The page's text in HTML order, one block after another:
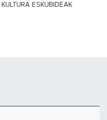
KULTURA ESKUBIDEAK